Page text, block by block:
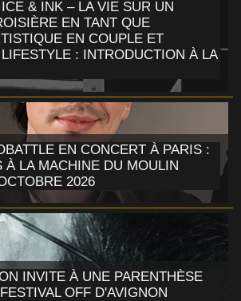
& INK – LA VIE SUR UN
EN TANT QUE
EN COUPLE ET
: INTRODUCTION À LA
EN CONCERT À PARIS :
À LA MACHINE DU MOULIN
2026
INVITE À UNE PARENTHÈSE
OFF D'AVIGNON